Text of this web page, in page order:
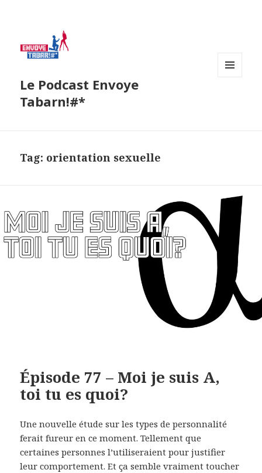
Le Podcast Envoye
Tabarn!#*
Tag: orientation sexuelle
Épisode 77 – Moi je suis A,
toi tu es quoi?
Une nouvelle étude sur les types de personnalité
ferait fureur en ce moment. Tellement que
certaines personnes l’utiliseraient pour justifier
leur comportement. Et ça semble vraiment toucher